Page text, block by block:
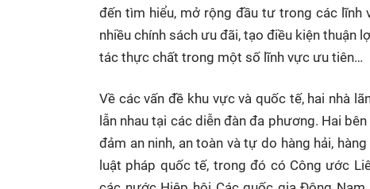
đến tìm hiểu, mở rộng đầu tư trong các lĩnh
nhiều chính sách ưu đãi, tạo điều kiện thuận
tác thực chất trong một số lĩnh vực ưu tiên…
Về các vấn đề khu vực và quốc tế, hai nhà
lẫn nhau tại các diễn đàn đa phương. Hai
đảm an ninh, an toàn và tự do hàng hải,
luật pháp quốc tế, trong đó có Công ước